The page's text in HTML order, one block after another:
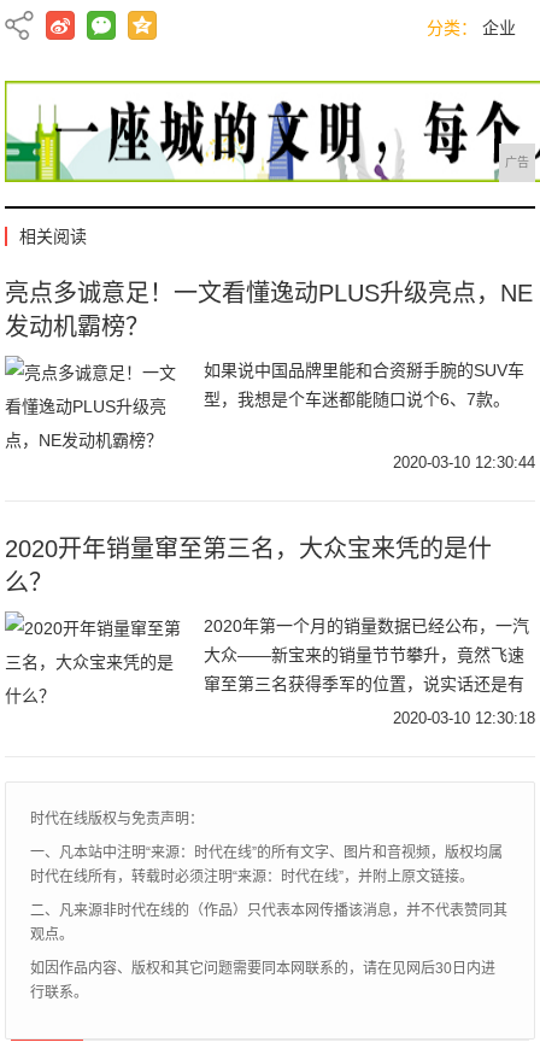
分类： 企业
广告
相关阅读
亮点多诚意足！一文看懂逸动PLUS升级亮点，NE
发动机霸榜？
如果说中国品牌里能和合资掰手腕的SUV车
型，我想是个车迷都能随口说个6、7款。
2020-03-10 12:30:44
2020开年销量窜至第三名，大众宝来凭的是什
么？
2020年第一个月的销量数据已经公布，一汽
大众——新宝来的销量节节攀升，竟然飞速
窜至第三名获得季军的位置，说实话还是有
点令人意外的！我们今天详细解析一下这款
2020-03-10 12:30:18
时代在线版权与免责声明：
一、凡本站中注明“来源：时代在线”的所有文字、图片和音视频，版权均属
时代在线所有，转载时必须注明“来源：时代在线”，并附上原文链接。
二、凡来源非时代在线的（作品）只代表本网传播该消息，并不代表赞同其
观点。
如因作品内容、版权和其它问题需要同本网联系的，请在见网后30日内进
行联系。